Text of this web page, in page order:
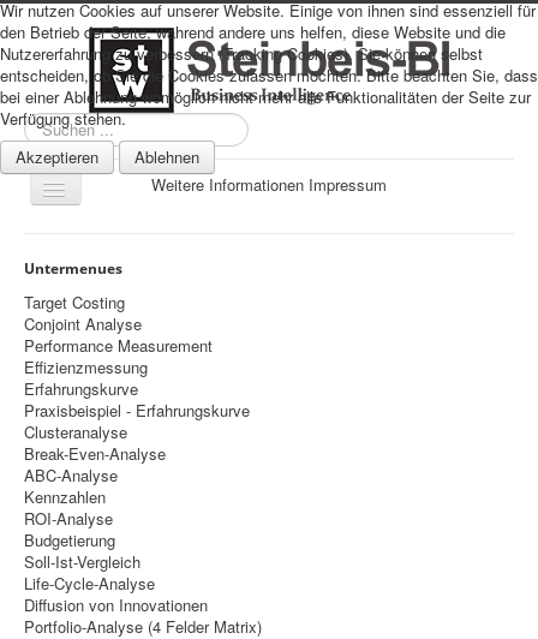
Suchen
...
Navigation
an/aus
Datenschutz
Impressum
Home
Prognosen
Beratung
Management
Controlling
Balanced Scorecard
Untermenues
Target Costing
Conjoint Analyse
Performance Measurement
Effizienzmessung
Erfahrungskurve
Praxisbeispiel - Erfahrungskurve
Clusteranalyse
Break-Even-Analyse
ABC-Analyse
Kennzahlen
ROI-Analyse
Budgetierung
Soll-Ist-Vergleich
Life-Cycle-Analyse
Diffusion von Innovationen
Portfolio-Analyse (4 Felder Matrix)
Wir nutzen Cookies auf unserer Website. Einige von ihnen sind essenziell für
den Betrieb der Seite, während andere uns helfen, diese Website und die
Nutzererfahrung zu verbessern (Tracking Cookies). Sie können selbst
entscheiden, ob Sie die Cookies zulassen möchten. Bitte beachten Sie, dass
bei einer Ablehnung womöglich nicht mehr alle Funktionalitäten der Seite zur
Verfügung stehen.
Akzeptieren
Ablehnen
Weitere Informationen Impressum